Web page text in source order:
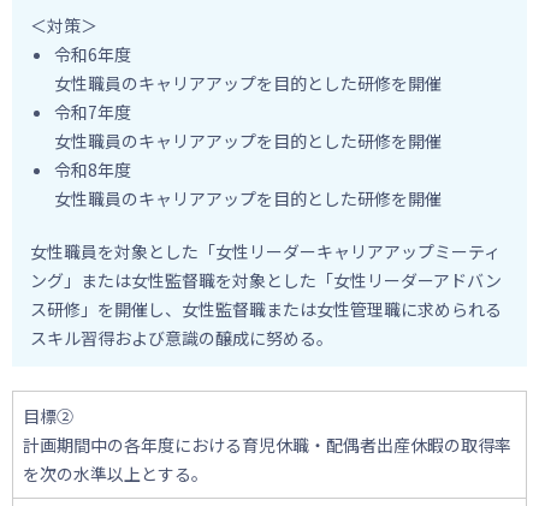
＜対策＞
令和6年度
女性職員のキャリアアップを目的とした研修を開催
令和7年度
女性職員のキャリアアップを目的とした研修を開催
令和8年度
女性職員のキャリアアップを目的とした研修を開催
女性職員を対象とした「女性リーダーキャリアアップミーティ
ング」または女性監督職を対象とした「女性リーダーアドバン
ス研修」を開催し、女性監督職または女性管理職に求められる
スキル習得および意識の醸成に努める。
目標②
計画期間中の各年度における育児休職・配偶者出産休暇の取得率
を次の水準以上とする。